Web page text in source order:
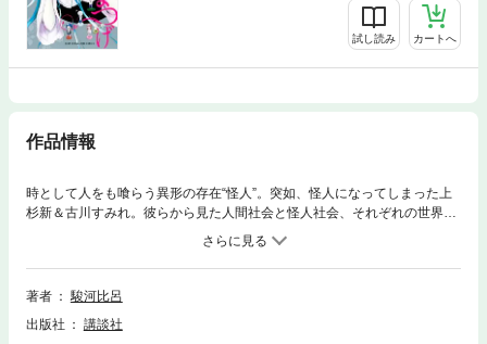
試し読み カートへ
作品情報
時として人をも喰らう異形の存在“怪人”。突如、怪人になってしまった上
杉新＆古川すみれ。彼らから見た人間社会と怪人社会、それぞれの世界を
生きる者達の違い。そして普通の少女・荻野透子が導く答えとは──。人
間と怪人は相容れぬ存在。２つの種族を１つに繋ぐ不朽のファンタジー、
完結！！
著者
駿河比呂
出版社
講談社